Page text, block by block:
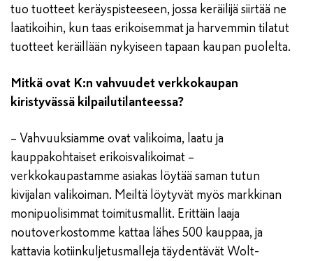
tuo tuotteet keräyspisteeseen, jossa keräilijä siirtää ne
laatikoihin, kun taas erikoisemmat ja harvemmin tilatut
tuotteet keräillään nykyiseen tapaan kaupan puolelta.
Mitkä ovat K:n vahvuudet verkkokaupan
kiristyvässä kilpailutilanteessa?
– Vahvuuksiamme ovat valikoima, laatu ja
kauppakohtaiset erikoisvalikoimat –
verkkokaupastamme asiakas löytää saman tutun
kivijalan valikoiman. Meiltä löytyvät myös markkinan
monipuolisimmat toimitusmallit. Erittäin laaja
noutoverkostomme kattaa lähes 500 kauppaa, ja
kattavia kotiinkuljetusmalleja täydentävät Wolt-